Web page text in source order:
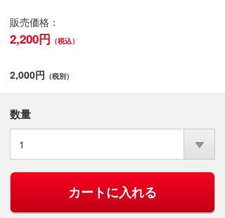
販売価格：
2,200円 （税込）
2,000円 （税別）
数量
1
カートに入れる